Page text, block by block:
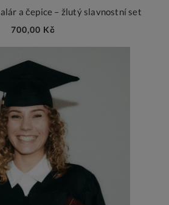
a čepice – žlutý slavnostní set
700,00 Kč